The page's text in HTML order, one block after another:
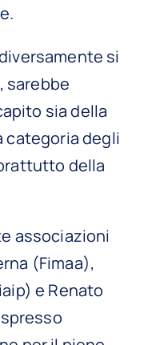
si
sarebbe
sia della
categoria degli
della
associazioni
(Fimaa),
e Renato